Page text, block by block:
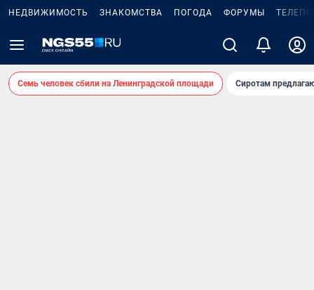
НЕДВИЖИМОСТЬ ЗНАКОМСТВА ПОГОДА ФОРУМЫ
Семь человек сбили на Ленинградской площади Сиротам